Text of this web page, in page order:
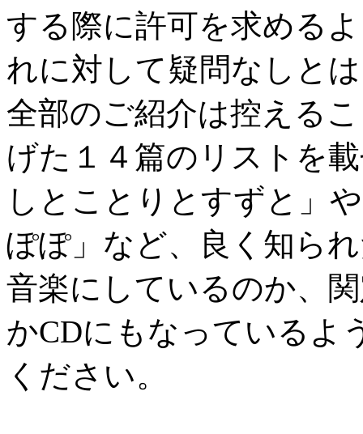
する際に許可を求める
れに対して疑問なしと
全部のご紹介は控える
げた１４篇のリストを
しとことりとすずと」
ぽぽ」など、良く知ら
音楽にしているのか、
かCDにもなっているよ
ください。